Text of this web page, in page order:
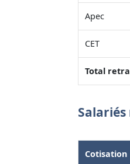
Apec
CET
Total
Cotisation